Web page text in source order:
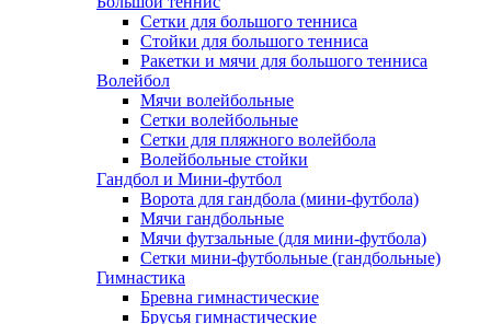
Сетки для большого тенниса
Стойки для большого тенниса
Ракетки и мячи для большого тенниса
Волейбол
Мячи волейбольные
Сетки волейбольные
Сетки для пляжного волейбола
Волейбольные стойки
Гандбол и Мини-футбол
Ворота для гандбола (мини-футбола)
Мячи гандбольные
Мячи футзальные (для мини-футбола)
Сетки мини-футбольные (гандбольные)
Гимнастика
Бревна гимнастические
Брусья гимнастические